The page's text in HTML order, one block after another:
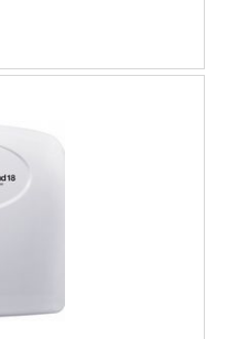
de produtos que